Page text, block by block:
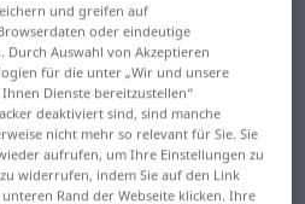
"Thema"
und greifen auf
oder eindeutige
Durch Auswahl von Akzeptieren
für die unter „Wir und unsere
Dienste bereitzustellen“
deaktiviert sind, sind manche
nicht mehr so relevant für Sie. Sie
aufrufen, um Ihre Einstellungen zu
widerrufen, indem Sie auf den Link
Rand der Webseite klicken. Ihre